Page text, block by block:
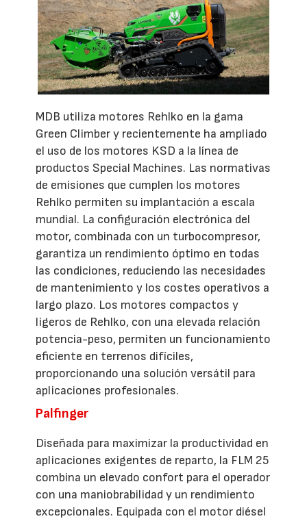
MDB utiliza motores Rehlko en la gama
Green Climber y recientemente ha ampliado
el uso de los motores KSD a la línea de
productos Special Machines. Las normativas
de emisiones que cumplen los motores
Rehlko permiten su implantación a escala
mundial. La configuración electrónica del
motor, combinada con un turbocompresor,
garantiza un rendimiento óptimo en todas
las condiciones, reduciendo las necesidades
de mantenimiento y los costes operativos a
largo plazo. Los motores compactos y
ligeros de Rehlko, con una elevada relación
potencia-peso, permiten un funcionamiento
eficiente en terrenos difíciles,
proporcionando una solución versátil para
aplicaciones profesionales.
Palfinger
Diseñada para maximizar la productividad en
aplicaciones exigentes de reparto, la FLM 25
combina un elevado confort para el operador
con una maniobrabilidad y un rendimiento
excepcionales. Equipada con el motor diésel